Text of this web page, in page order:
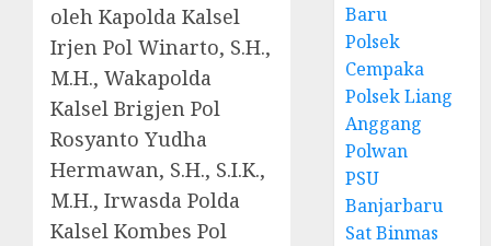
oleh Kapolda Kalsel
Irjen Pol Winarto, S.H.,
M.H., Wakapolda
Kalsel Brigjen Pol
Rosyanto Yudha
Hermawan, S.H., S.I.K.,
M.H., Irwasda Polda
Kalsel Kombes Pol
Baru
Polsek
Cempaka
Polsek Liang
Anggang
Polwan
PSU
Banjarbaru
Sat Binmas